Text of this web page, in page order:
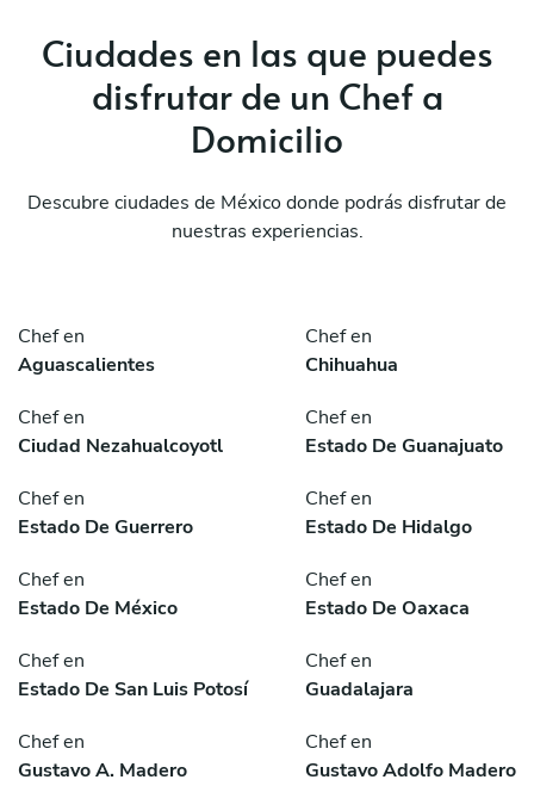
Ciudades en las que puedes
disfrutar de un Chef a
Domicilio
Descubre ciudades de México donde podrás disfrutar de
nuestras experiencias.
Chef en
Aguascalientes
Chef en
Chihuahua
Chef en
Ciudad Nezahualcoyotl
Chef en
Estado De Guanajuato
Chef en
Estado De Guerrero
Chef en
Estado De Hidalgo
Chef en
Estado De México
Chef en
Estado De Oaxaca
Chef en
Estado De San Luis Potosí
Chef en
Guadalajara
Chef en
Gustavo A. Madero
Chef en
Gustavo Adolfo Madero